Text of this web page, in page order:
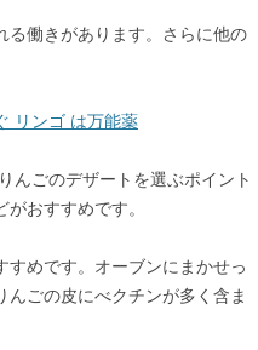
る働きがあります。さらに他の
リンゴ は万能薬
んごのデザートを選ぶポイント
おすすめです。
めです。オーブンにまかせっ
ごの皮にべクチンが多く含ま